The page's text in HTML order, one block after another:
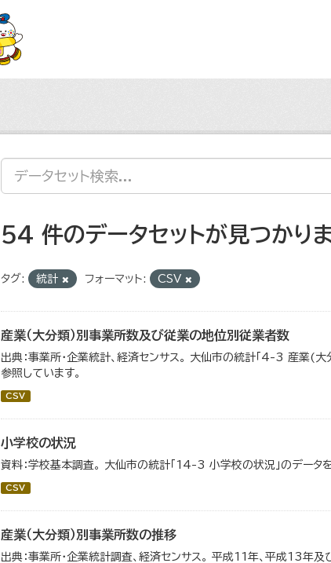
54 件のデータセットが見つかり
タグ: 統計 フォーマット: CSV
産業（大分類）別事業所数及び従業の地位別従業者数
出典：事業所・企業統計、経済センサス。 大仙市の統計「4-3 産業(
参照しています。
CSV
小学校の状況
資料：学校基本調査。 大仙市の統計「14-3 小学校の状況」のデータ
CSV
産業（大分類）別事業所数の推移
出典：事業所・企業統計調査、経済センサス。 平成11年、平成13年